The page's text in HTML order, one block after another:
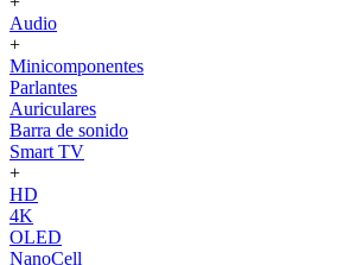
Audio
+
Minicomponentes
Parlantes
Auriculares
Barra de sonido
Smart TV
+
HD
4K
OLED
NanoCell